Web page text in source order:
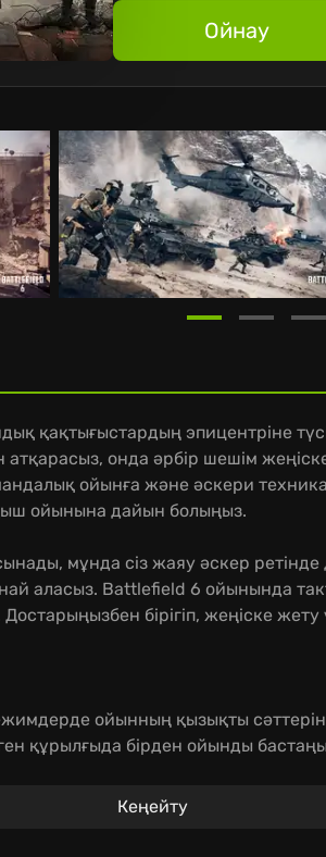
Ойнау
қақтығыстардың эпицентріне
онда әрбір шешім
ойынға және әскери
ойынына дайын болыңыз.
мұнда сіз жаяу әскер ретінде
аласыз. Battlefield 6 ойынында
бірігіп, жеңіске жету
ойынның қызықты сәттерін
құрылғыда бірден ойынды
Кеңейту